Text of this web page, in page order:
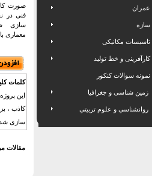
صورت
فنی در
سازی
معماری
کلمات
کاذب ،
سازی شده
مقالات
عمران
سازه
تاسیسات مکانیکی
کارآفرینی و خط تولید
نمونه سوالات کنکور
زمین شناسی و جغرافیا
روانشناسي و علوم تربيتي